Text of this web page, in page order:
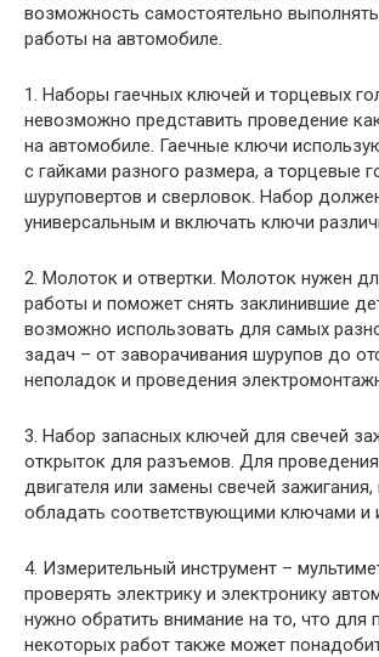
возможность самостоятельно
работы на автомобиле.
1. Наборы гаечных ключей и торцевых
невозможно представить проведение
на автомобиле. Гаечные ключи
с гайками разного размера, а торцевые
шуруповертов и сверловок. Набор
универсальным и включать ключи
2. Молоток и отвертки. Молоток нужен
работы и поможет снять заклинившие
возможно использовать для самых
задач – от заворачивания шурупов до
неполадок и проведения
3. Набор запасных ключей для свечей
открыток для разъемов. Для
двигателя или замены свечей
обладать соответствующими ключами и
4. Измерительный инструмент –
проверять электрику и электронику
нужно обратить внимание на то, что для
некоторых работ также может